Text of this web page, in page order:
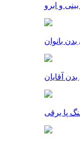
و ابرو
بانوان
آقایان
پا برقی